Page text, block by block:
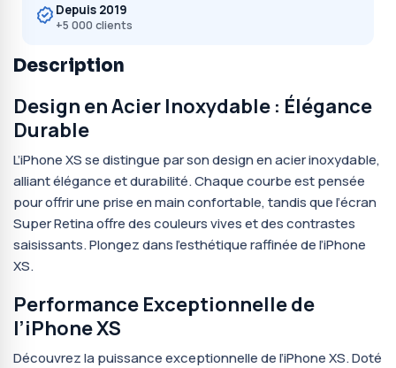
Depuis 2019
+5 000 clients
Description
Design en Acier Inoxydable : Élégance
Durable
L’iPhone XS se distingue par son design en acier inoxydable,
alliant élégance et durabilité. Chaque courbe est pensée
pour offrir une prise en main confortable, tandis que l’écran
Super Retina offre des couleurs vives et des contrastes
saisissants. Plongez dans l’esthétique raffinée de l’iPhone
XS.
Performance Exceptionnelle de
l’iPhone XS
Découvrez la puissance exceptionnelle de l’iPhone XS. Doté